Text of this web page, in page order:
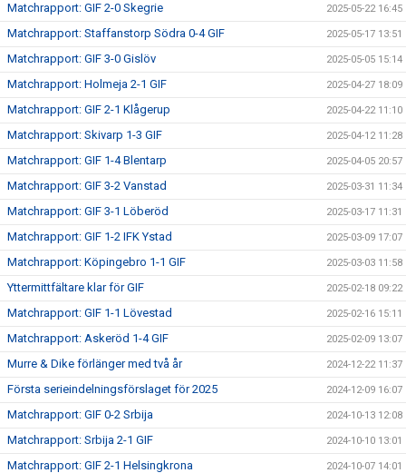
Matchrapport: GIF 2-0 Skegrie 2025-05-22 16:45
Matchrapport: Staffanstorp Södra 0-4 GIF 2025-05-17 13:51
Matchrapport: GIF 3-0 Gislöv 2025-05-05 15:14
Matchrapport: Holmeja 2-1 GIF 2025-04-27 18:09
Matchrapport: GIF 2-1 Klågerup 2025-04-22 11:10
Matchrapport: Skivarp 1-3 GIF 2025-04-12 11:28
Matchrapport: GIF 1-4 Blentarp 2025-04-05 20:57
Matchrapport: GIF 3-2 Vanstad 2025-03-31 11:34
Matchrapport: GIF 3-1 Löberöd 2025-03-17 11:31
Matchrapport: GIF 1-2 IFK Ystad 2025-03-09 17:07
Matchrapport: Köpingebro 1-1 GIF 2025-03-03 11:58
Yttermittfältare klar för GIF 2025-02-18 09:22
Matchrapport: GIF 1-1 Lövestad 2025-02-16 15:11
Matchrapport: Askeröd 1-4 GIF 2025-02-09 13:07
Murre & Dike förlänger med två år 2024-12-22 11:37
Första serieindelningsförslaget för 2025 2024-12-09 16:07
Matchrapport: GIF 0-2 Srbija 2024-10-13 12:08
Matchrapport: Srbija 2-1 GIF 2024-10-10 13:01
Matchrapport: GIF 2-1 Helsingkrona 2024-10-07 14:01